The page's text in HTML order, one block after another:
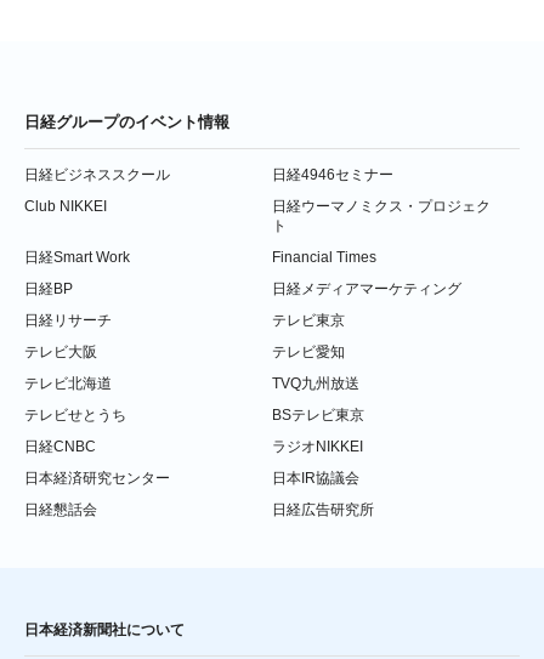
日経グループのイベント情報
日経ビジネススクール
日経4946セミナー
Club NIKKEI
日経ウーマノミクス・プロジェク
ト
日経Smart Work
Financial Times
日経BP
日経メディアマーケティング
日経リサーチ
テレビ東京
テレビ大阪
テレビ愛知
テレビ北海道
TVQ九州放送
テレビせとうち
BSテレビ東京
日経CNBC
ラジオNIKKEI
日本経済研究センター
日本IR協議会
日経懇話会
日経広告研究所
日本経済新聞社について